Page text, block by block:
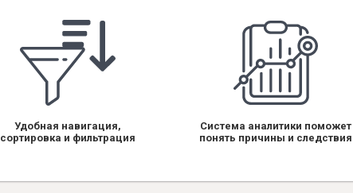
Удобная навигация,
сортировка и фильтрация
Система аналитики поможет
понять причины и следствия